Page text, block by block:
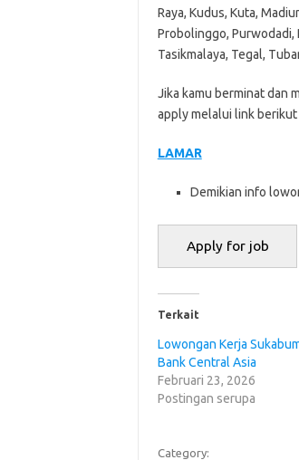
Raya, Kudus, Kuta,
Probolinggo, Purwodadi,
Tasikmalaya, Tegal,
Jika kamu berminat dan
apply melalui link berikut
LAMAR
Demikian info
Terkait
Lowongan Kerja
Bank Central Asia
Februari 23, 2026
Postingan serupa
Category: